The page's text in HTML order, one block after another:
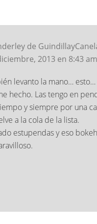
de
2013 en 8:43 am
levanto la mano… esto…
hecho. Las tengo en
y siempre por una
a la cola de la lista.
estupendas y eso